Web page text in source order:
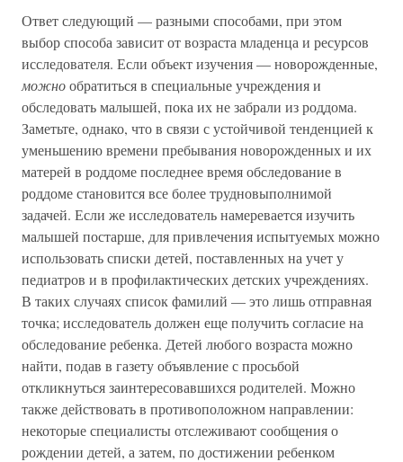
Ответ следующий — разными способами, при этом
выбор способа зависит от возраста младенца и ресурсов
исследователя. Если объект изучения — новорожденные,
можнообратиться в специальные учреждения и
обследовать малышей, пока их не забрали из роддома.
Заметьте, однако, что в связи с устойчивой тенденцией к
уменьшению времени пребывания новорожденных и их
матерей в роддоме последнее время обследование в
роддоме становится все более трудновыполнимой
задачей. Если же исследователь намеревается изучить
малышей постарше, для привлечения испытуемых можно
использовать списки детей, поставленных на учет у
педиатров и в профилактических детских учреждениях.
В таких случаях список фамилий — это лишь отправная
точка; исследователь должен еще получить согласие на
обследование ребенка. Детей любого возраста можно
найти, подав в газету объявление с просьбой
откликнуться заинтересовавшихся родителей. Можно
также действовать в противоположном направлении:
некоторые специалисты отслеживают сообщения о
рождении детей, а затем, по достижении ребенком